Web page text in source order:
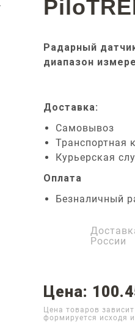
Радарный
диапазон
Доставка:
Самовывоз
Транспортная
Курьерская
Оплата
Безналичный
России
Цена:
Цена товаров
формируется исходя